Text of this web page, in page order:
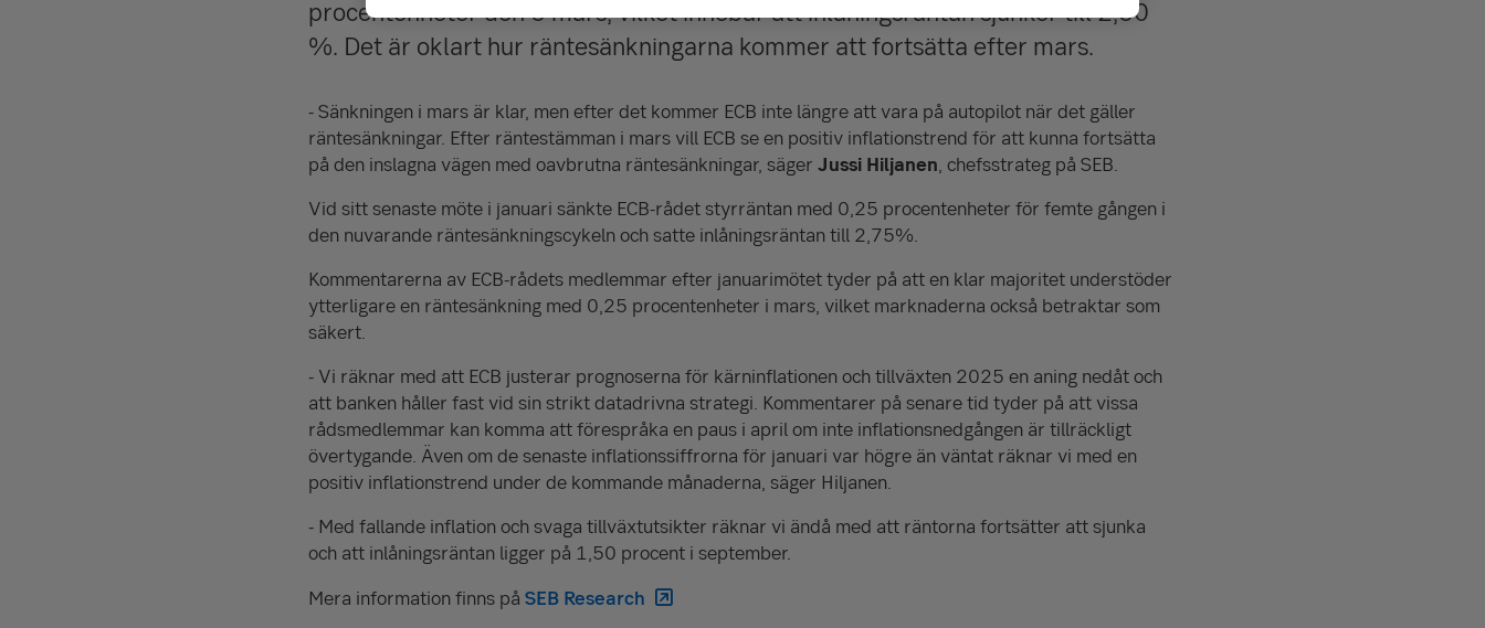
procentenheter den 6 mars, vilket innebär att inlåningsräntan sjunker till 2,50
%. Det är oklart hur räntesänkningarna kommer att fortsätta efter mars.
- Sänkningen i mars är klar, men efter det kommer ECB inte längre att vara på autopilot när det gäller
räntesänkningar. Efter räntestämman i mars vill ECB se en positiv inflationstrend för att kunna fortsätta
på den inslagna vägen med oavbrutna räntesänkningar, säger Jussi Hiljanen, chefsstrateg på SEB.
Vid sitt senaste möte i januari sänkte ECB-rådet styrräntan med 0,25 procentenheter för femte gången i
den nuvarande räntesänkningscykeln och satte inlåningsräntan till 2,75%.
Kommentarerna av ECB-rådets medlemmar efter januarimötet tyder på att en klar majoritet understöder
ytterligare en räntesänkning med 0,25 procentenheter i mars, vilket marknaderna också betraktar som
säkert.
- Vi räknar med att ECB justerar prognoserna för kärninflationen och tillväxten 2025 en aning nedåt och
att banken håller fast vid sin strikt datadrivna strategi. Kommentarer på senare tid tyder på att vissa
rådsmedlemmar kan komma att förespråka en paus i april om inte inflationsnedgången är tillräckligt
övertygande. Även om de senaste inflationssiffrorna för januari var högre än väntat räknar vi med en
positiv inflationstrend under de kommande månaderna, säger Hiljanen.
- Med fallande inflation och svaga tillväxtutsikter räknar vi ändå med att räntorna fortsätter att sjunka
och att inlåningsräntan ligger på 1,50 procent i september.
Mera information finns på SEB Research